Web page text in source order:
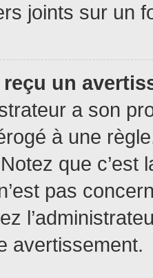
joints sur un
un
a son
à une
que c’est
pas
avertissement.